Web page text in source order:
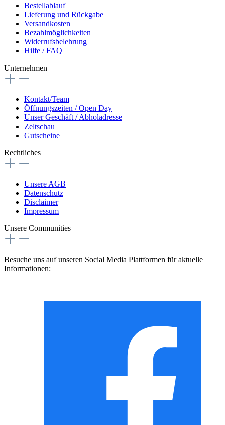
Bestellablauf
Lieferung und Rückgabe
Versandkosten
Bezahlmöglichkeiten
Widerrufsbelehrung
Hilfe / FAQ
Unternehmen
Kontakt/Team
Öffnungszeiten / Open Day
Unser Geschäft / Abholadresse
Zeltschau
Gutscheine
Rechtliches
Unsere AGB
Datenschutz
Disclaimer
Impressum
Unsere Communities
Besuche uns auf unseren Social Media Plattformen für aktuelle
Informationen: